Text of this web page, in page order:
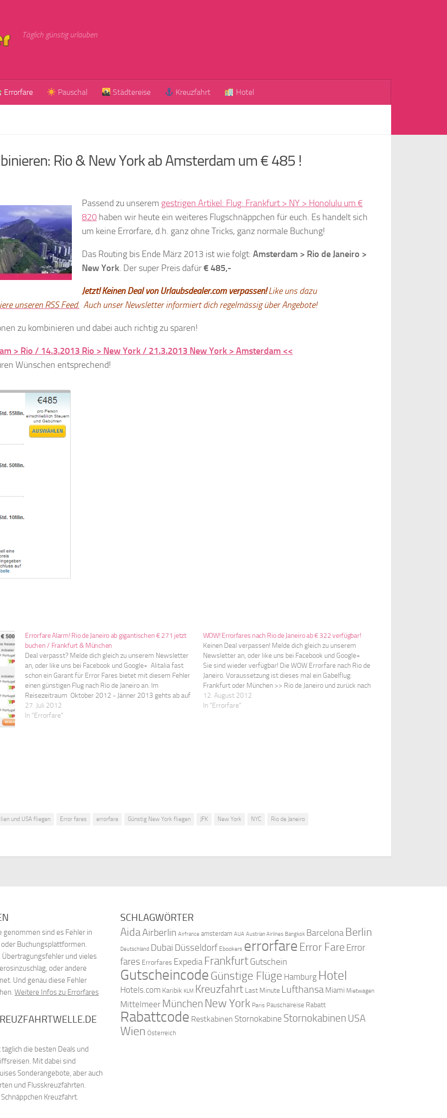
Täglich günstig urlauben
Errorfare Pauschal Städtereise Kreuzfahrt Hotel
Rio & New York ab Amsterdam um € 485 !
Passend zu unserem gestrigen Artikel: Flug: Frankfurt > NY > Honolulu um €
820 haben wir heute ein weiteres Flugschnäppchen für euch. Es handelt sich
um keine Errorfare, d.h. ganz ohne Tricks, ganz normale Buchung!
Das Routing bis Ende März 2013 ist wie folgt: Amsterdam > Rio de Janeiro >
New York. Der super Preis dafür€ 485,-
Jetzt! Keinen Deal von Urlaubsdealer.com verpassen!Like uns dazu
unseren RSS Feed. Auch unser Newsletter informiert dich regelmässig über Angebote!
zu kombinieren und dabei auch richtig zu sparen!
> Rio / 14.3.2013 Rio > New York / 21.3.2013 New York > Amsterdam <<
Wünschen entsprechend!
Errorfare Alarm! Rio de Janeiro ab gigantischen € 271 jetzt
buchen / Frankfurt & München
Deal verpasst? Melde dich gleich zu unserem Newsletter
an, oder like uns bei Facebook und Google+ Alitalia fast
schon ein Garant für Error Fares bietet mit diesem Fehler
einen günstigen Flug nach Rio de Janeiro an. Im
Reisezeitraum Oktober 2012 - Jänner 2013 gehts ab auf
den Zuckerhut um heiße € 271,-. Was…
27. Juli 2012
In "Errorfare"
WOW! Errorfares nach Rio de Janeiro ab € 322 verfügbar!
Keinen Deal verpassen! Melde dich gleich zu unserem
Newsletter an, oder like uns bei Facebook und Google+
Sie sind wieder verfügbar! Die WOW Errorfare nach Rio de
Janeiro. Voraussetzung ist dieses mal ein Gabelflug:
Frankfurt oder München >> Rio de Janeiro und zurück nach
Mailand Malpensa. Die Reise muss innerhalb der Monate
November und…
12. August 2012
In "Errorfare"
und USA fliegen Error fares errorfare Günstig New York fliegen JFK New York NYC Rio de Janeiro
genommen sind es Fehler in
Buchungsplattformen.
und vieles
oder andere
Und genau diese Fehler
Weitere Infos zu Errorfares
die besten Deals und
Mit dabei sind
Sonderangebote, aber auch
und Flusskreuzfahrten.
Kreuzfahrt.
SCHLAGWÖRTER
AidaAirberlin Airfrance amsterdam AUA Austrian Airlines Bangkok Barcelona Berlin
Deutschland Dubai Düsseldorf Ebookers errorfare Error Fare Error
fares Errorfares Expedia FrankfurtGutschein
GutscheincodeGünstige Flüge Hamburg Hotel
Hotels.com Karibik KLM Kreuzfahrt Last Minute Lufthansa Miami Mietwagen
Mittelmeer München New York Paris Pauschalreise Rabatt
Rabattcode Restkabinen Stornokabine Stornokabinen USA
Wien Österreich